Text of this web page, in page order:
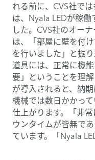
れる前に、CVS社で
は、Nyala LEDが稼
した。CVS社のオー
は、「部屋に壁を付
を行いました」と振
道具には、正常に機
要」ということを理
が導入されると、納
機械では数日かかっ
仕上がります。「非
ウンタイムが皆無で
ています。「Nyala